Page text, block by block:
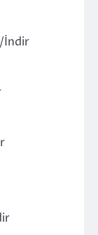
İndir